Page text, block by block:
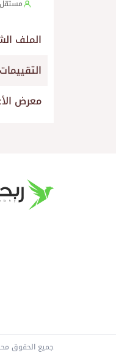
الملف
التقييمات
معرض
جميع الحقوق محفوظة ©